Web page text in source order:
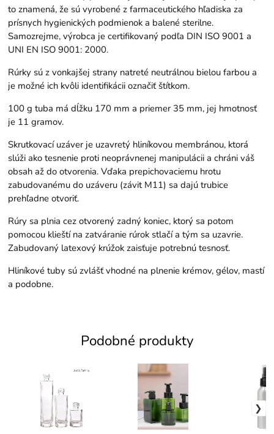
to znamená, že sú vyrobené z farmaceutického hľadiska za
prísnych hygienických podmienok a balené sterilne.
Samozrejme, výrobca je certifikovaný podľa DIN ISO 9001 a
UNI EN ISO 9001: 2000.
Rúrky sú z vonkajšej strany natreté neutrálnou bielou farbou a
je možné ich kvôli identifikácii označiť štítkom.
100 g tuba má dĺžku 170 mm a priemer 35 mm, jej hmotnosť
je 11 gramov.
Skrutkovací uzáver je uzavretý hliníkovou membránou, ktorá
slúži ako tesnenie proti neoprávnenej manipulácii a chráni váš
obsah až do otvorenia. Vďaka prepichovaciemu hrotu
zabudovanému do uzáveru (závit M11) sa dajú trubice
prehľadne otvoriť.
Rúry sa plnia cez otvorený zadný koniec, ktorý sa potom
pomocou klieští na zatváranie rúrok stlačí a tým sa uzavrie.
Zabudovaný latexový krúžok zaisťuje potrebnú tesnosť.
Hliníkové tuby sú zvlášť vhodné na plnenie krémov, gélov, mastí
a podobne.
Podobné produkty